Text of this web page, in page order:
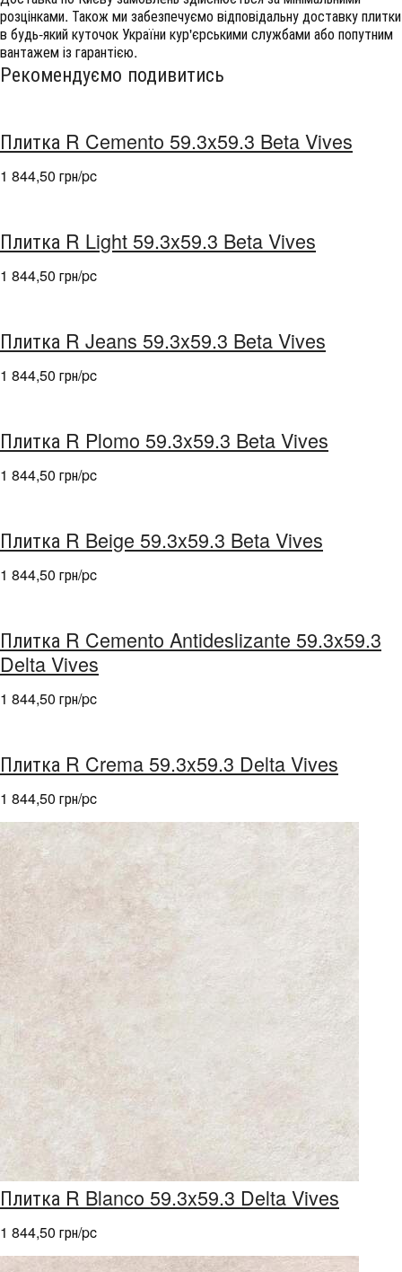
розцінками. Також ми забезпечуємо відповідальну доставку плитки
в будь-який куточок України кур'єрськими службами або попутним
вантажем із гарантією.
Рекомендуємо подивитись
Плитка R Cemento 59.3x59.3 Beta Vives
1 844,50 грн/pc
Плитка R Light 59.3x59.3 Beta Vives
1 844,50 грн/pc
Плитка R Jeans 59.3x59.3 Beta Vives
1 844,50 грн/pc
Плитка R Plomo 59.3x59.3 Beta Vives
1 844,50 грн/pc
Плитка R Beige 59.3x59.3 Beta Vives
1 844,50 грн/pc
Плитка R Cemento Antideslizante 59.3x59.3
Delta Vives
1 844,50 грн/pc
Плитка R Crema 59.3x59.3 Delta Vives
1 844,50 грн/pc
Плитка R Blanco 59.3x59.3 Delta Vives
1 844,50 грн/pc